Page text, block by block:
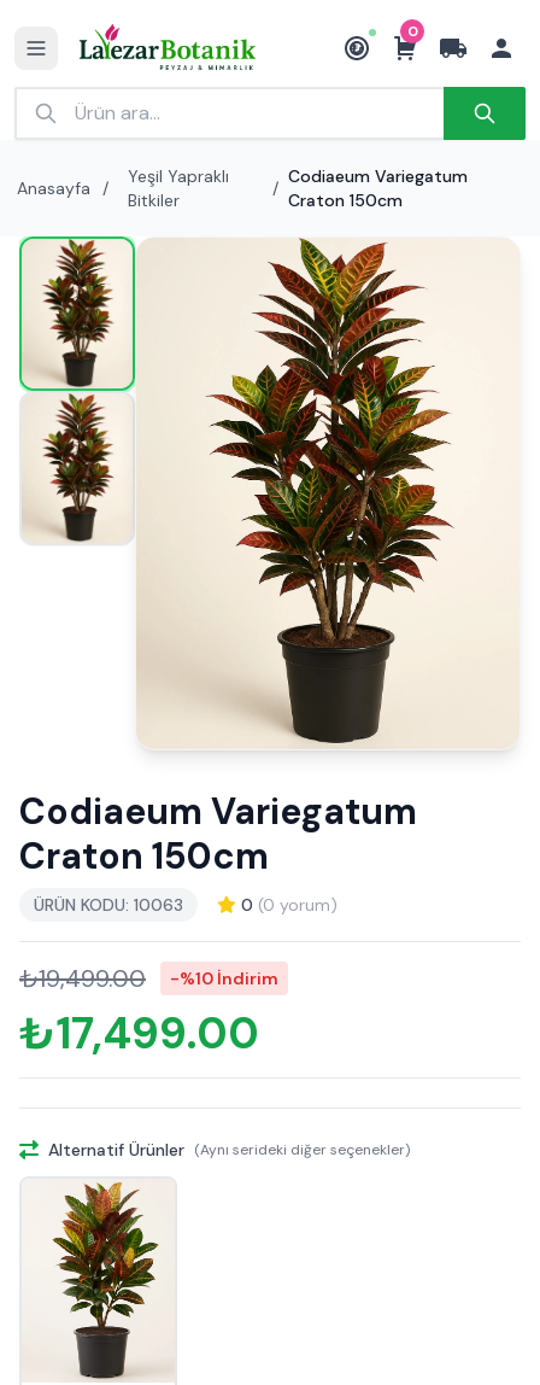
₺
0
Anasayfa /
Yeşil Yapraklı
Bitkiler
/
Codiaeum Variegatum
Craton 150cm
Codiaeum Variegatum
Craton 150cm
ÜRÜN KODU: 10063 0 (0 yorum)
₺19,499.00 -%10 İndirim
₺17,499.00
Alternatif Ürünler (Aynı serideki diğer seçenekler)